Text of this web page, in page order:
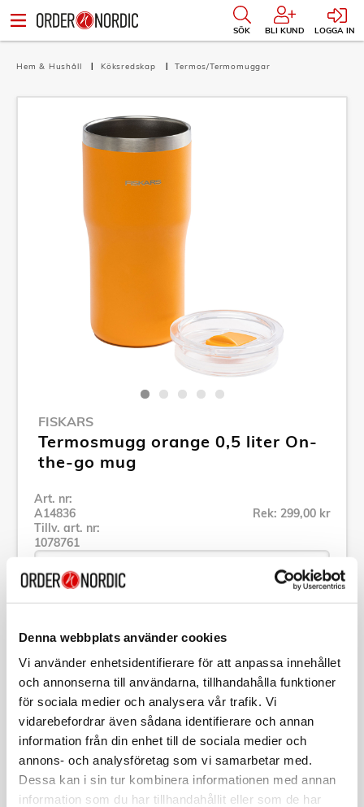
Denna webbplats använder cookies
Vi använder enhetsidentifierare för att anpassa innehållet
och annonserna till användarna, tillhandahålla funktioner
för sociala medier och analysera vår trafik. Vi
vidarebefordrar även sådana identifierare och annan
information från din enhet till de sociala medier och
annons- och analysföretag som vi samarbetar med.
Dessa kan i sin tur kombinera informationen med annan
information som du har tillhandahållit eller som de har
SÖK BLI KUND LOGGA IN
Hem & Hushåll Köksredskap Termos/Termomuggar
FISKARS
Termosmugg orange 0,5 liter On-
the-go mug
Art. nr:
A14836
Tillv. art. nr:
1078761
Rek: 299,00 kr
Se alla produkter inom Fiskars
Specifikation
Beskrivning
Tillv. art. nr: 1078761
EAN-kod: